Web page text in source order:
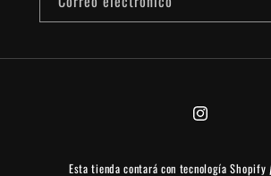
Instagram
Esta tienda contará con tecnología Shopify